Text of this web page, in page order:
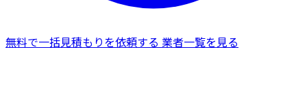
無料で一括見積もりを依頼する 業者一覧を見る